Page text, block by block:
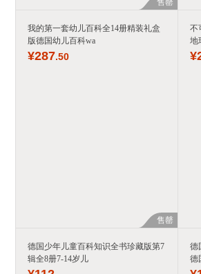
售罄
我的第一套幼儿百科全14册精装礼盒
版德国幼儿百科wa
¥287.50
售罄
不
地
¥
德国少年儿童百科知识全书珍藏版第7
辑全8册7-14岁儿
德
德